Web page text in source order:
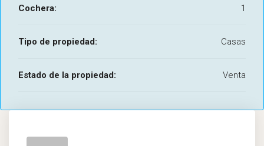
Cochera: 1
Tipo de propiedad: Casas
Estado de la propiedad: Venta